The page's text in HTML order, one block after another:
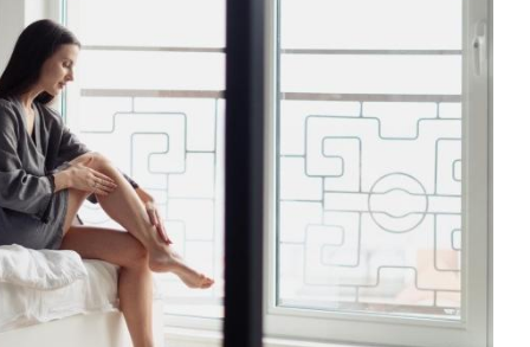
Allergies alimentaires : une
nouvelle arme contre les
réactions sévères
Comment gérer le sommeil
des enfants en vacances ?